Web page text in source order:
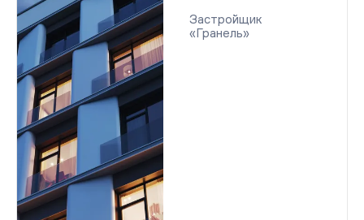
Застройщик
«Гранель»